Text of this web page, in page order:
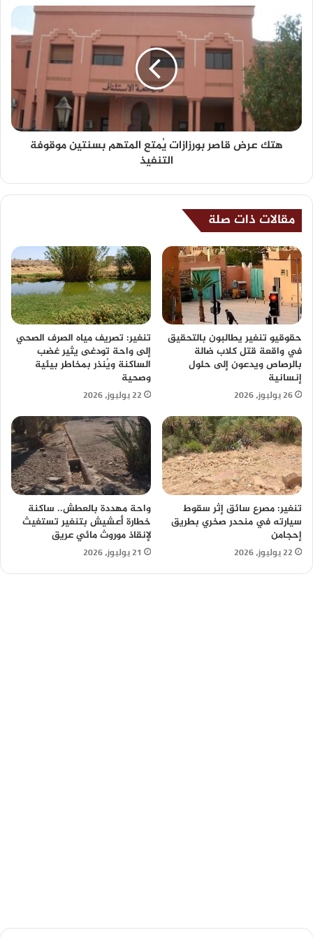
هتك عرض قاصر بورزازات يُمتع المتهم بسنتين موقوفة
التنفيذ
مقالات ذات صلة
حقوقيو تنغير يطالبون بالتحقيق
في واقعة قتل كلاب ضالة
بالرصاص ويدعون إلى حلول
إنسانية
26 يوليوز، 2026
تنغير: تصريف مياه الصرف الصحي
إلى واحة تودغى يثير غضب
الساكنة ويُنذر بمخاطر بيئية
وصحية
22 يوليوز، 2026
تنغير: مصرع سائق إثر سقوط
سيارته في منحدر صخري بطريق
إحجامن
22 يوليوز، 2026
واحة مهددة بالعطش.. ساكنة
خطارة أعشيش بتنغير تستغيث
لإنقاذ موروث مائي عريق
21 يوليوز، 2026